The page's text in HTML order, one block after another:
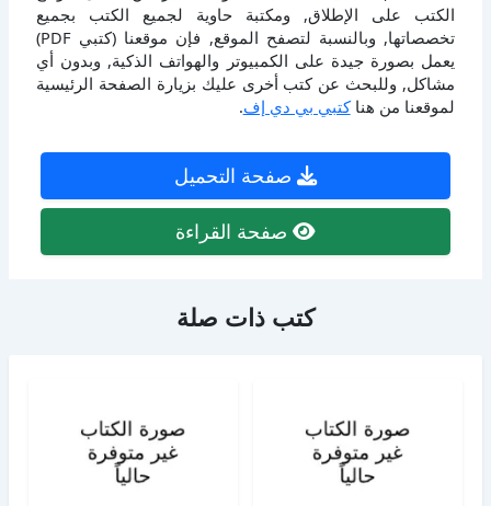
الكتب على الإطلاق, ومكتبة حاوية لجميع الكتب بجميع
تخصصاتها, وبالنسبة لتصفح الموقع, فإن موقعنا (كتبي PDF)
يعمل بصورة جيدة على الكمبيوتر والهواتف الذكية, وبدون أي
مشاكل, وللبحث عن كتب أخرى عليك بزيارة الصفحة الرئيسية
لموقعنا من هناكتبي بي دي إف.
صفحة التحميل
صفحة القراءة
كتب ذات صلة